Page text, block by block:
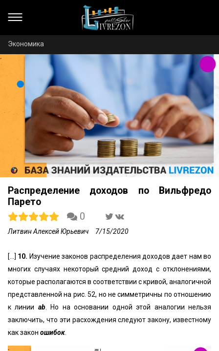
Экономика
Распределение доходов по Вильфредо
Парето
0
Литвин Алексей Юрьевич 7/15/2020
[...] 10. Изучение законов распределения доходов дает нам во
многих случаях некоторый средний доход с отклонениями,
которые располагаются в соответствии с кривой, аналогичной
представленной на рис. 52, но не симметричны по отношению
к линии аb. Но на основании одной этой аналогии нельзя
заключить, что эти расхождения следуют закону, известному
как закон ошибок